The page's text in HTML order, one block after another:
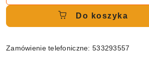
Do koszyka
Zamówienie telefoniczne: 533293557